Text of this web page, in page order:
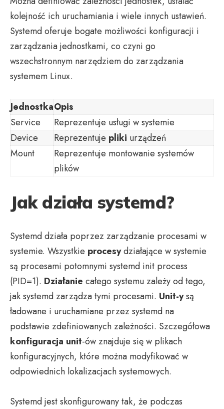
kolejność ich uruchamiania i wiele innych ustawień.
Systemd oferuje bogate możliwości konfiguracji i
zarządzania jednostkami, co czyni go
wszechstronnym narzędziem do zarządzania
systemem Linux.
JednostkaOpis
Service
Reprezentuje usługi w systemie
Device
Reprezentuje pliki urządzeń
Mount
Reprezentuje montowanie systemów
plików
Jak działa systemd?
Systemd działa poprzez zarządzanie procesami w
systemie. Wszystkie procesydziałające w systemie
są procesami potomnymi systemd init process
(PID=1). Działanie całego systemu zależy od tego,
jak systemd zarządza tymi procesami. Unit-ysą
ładowane i uruchamiane przez systemd na
podstawie zdefiniowanych zależności. Szczegółowa
konfiguracja unit-ów znajduje się w plikach
konfiguracyjnych, które można modyfikować w
odpowiednich lokalizacjach systemowych.
Systemd jest skonfigurowany tak, że podczas